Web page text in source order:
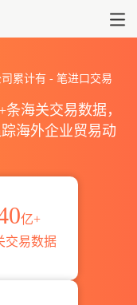
累计有 - 笔进口交易
海关交易数据，
海外企业贸易动
亿+
交易数据